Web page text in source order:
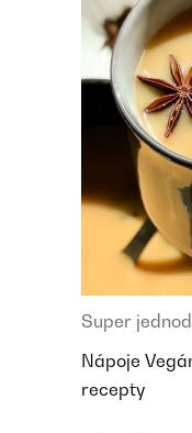
Super
Nápoje
recepty